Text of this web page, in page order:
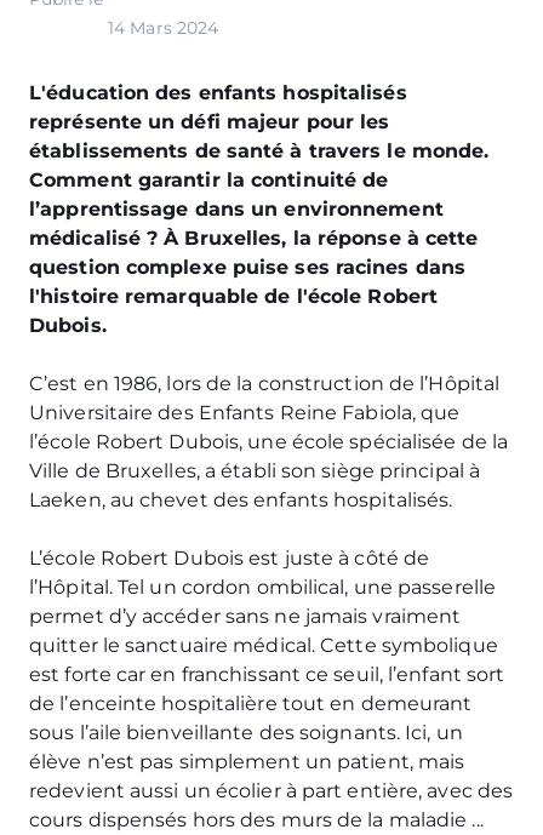
14 Mars 2024
L'éducation des enfants hospitalisés
représente un défi majeur pour les
établissements de santé à travers le monde.
Comment garantir la continuité de
l’apprentissage dans un environnement
médicalisé ? À Bruxelles, la réponse à cette
question complexe puise ses racines dans
l'histoire remarquable de l'école Robert
Dubois.
C’est en 1986, lors de la construction de l’Hôpital
Universitaire des Enfants Reine Fabiola, que
l’école Robert Dubois, une école spécialisée de la
Ville de Bruxelles, a établi son siège principal à
Laeken, au chevet des enfants hospitalisés.
L’école Robert Dubois est juste à côté de
l’Hôpital. Tel un cordon ombilical, une passerelle
permet d’y accéder sans ne jamais vraiment
quitter le sanctuaire médical. Cette symbolique
est forte car en franchissant ce seuil, l’enfant sort
de l’enceinte hospitalière tout en demeurant
sous l’aile bienveillante des soignants. Ici, un
élève n’est pas simplement un patient, mais
redevient aussi un écolier à part entière, avec des
cours dispensés hors des murs de la maladie ...